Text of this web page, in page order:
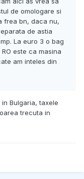
de omologare si
frea bn, daca nu,
de astia
La euro 3 o bag
este ca masina
am inteles din
Bulgaria, taxele
trecuta in